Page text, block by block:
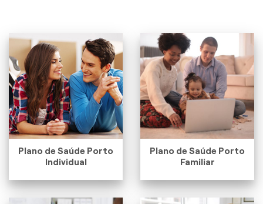
Plano de Saúde Porto
Individual
Plano de Saúde Porto
Familiar